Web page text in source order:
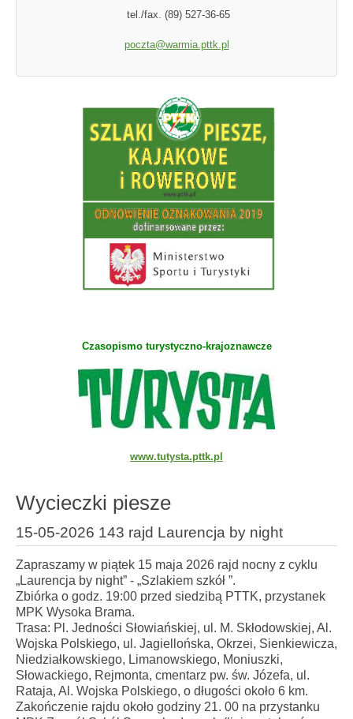
tel./fax. (89) 527-36-65
poczta@warmia.pttk.pl
Czasopismo turystyczno-krajoznawcze
www.tutysta.pttk.pl
Wycieczki piesze
15-05-2026 143 rajd Laurencja by night
Zapraszamy w piątek 15 maja 2026 rajd nocny z cyklu
„Laurencja by night” - „Szlakiem szkół ”.
Zbiórka o godz. 19:00 przed siedzibą PTTK, przystanek
MPK Wysoka Brama.
Trasa: Pl. Jedności Słowiańskiej, ul. M. Skłodowskiej, Al.
Wojska Polskiego, ul. Jagiellońska, Okrzei, Sienkiewicza,
Niedziałkowskiego, Limanowskiego, Moniuszki,
Słowackiego, Rejmonta, cmentarz pw. św. Józefa, ul.
Rataja, Al. Wojska Polskiego, o długości około 6 km.
Zakończenie rajdu około godziny 21. 00 na przystanku